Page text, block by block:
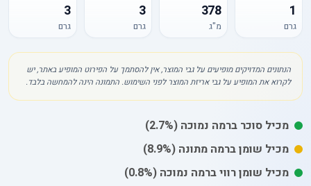
1
גרם
378
מ"ג
3
גרם
3
גרם
הנתונים המדויקים מופיעים על גבי המוצר, אין להסתמך על הפירוט המופיע באתר, יש
לקרוא את המופיע על גבי אריזת המוצר לפני השימוש. התמונה הינה להמחשה בלבד.
מכיל סוכר ברמה נמוכה (2.7%)
מכיל שומןברמה מתונה (8.9%)
מכיל שומן רוויברמה נמוכה (0.8%)